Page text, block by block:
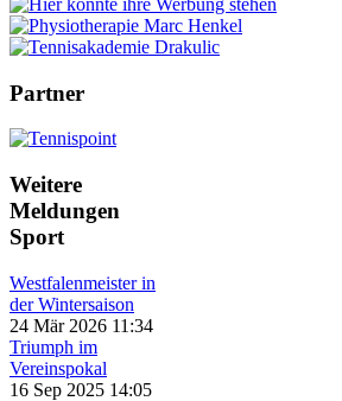
Partner
Weitere
Meldungen
Sport
Westfalenmeister in
der Wintersaison
24 Mär 2026 11:34
Triumph im
Vereinspokal
16 Sep 2025 14:05